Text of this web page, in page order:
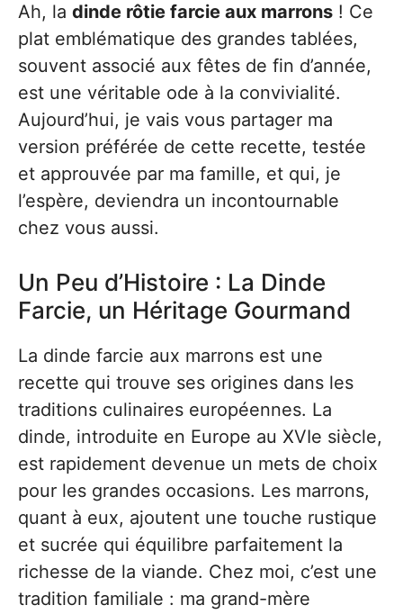
Ah, la dinde rôtie farcie aux marrons ! Ce
plat emblématique des grandes tablées,
souvent associé aux fêtes de fin d’année,
est une véritable ode à la convivialité.
Aujourd’hui, je vais vous partager ma
version préférée de cette recette, testée
et approuvée par ma famille, et qui, je
l’espère, deviendra un incontournable
chez vous aussi.
Un Peu d’Histoire : La Dinde
Farcie, un Héritage Gourmand
La dinde farcie aux marrons est une
recette qui trouve ses origines dans les
traditions culinaires européennes. La
dinde, introduite en Europe au XVIe siècle,
est rapidement devenue un mets de choix
pour les grandes occasions. Les marrons,
quant à eux, ajoutent une touche rustique
et sucrée qui équilibre parfaitement la
richesse de la viande. Chez moi, c’est une
tradition familiale : ma grand-mère